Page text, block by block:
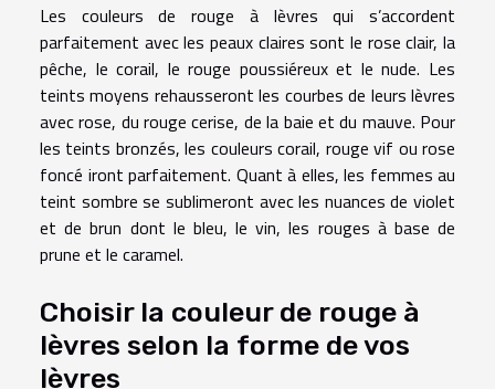
Les couleurs de rouge à lèvres qui s’accordent
parfaitement avec les peaux claires sont le rose clair, la
pêche, le corail, le rouge poussiéreux et le nude. Les
teints moyens rehausseront les courbes de leurs lèvres
avec rose, du rouge cerise, de la baie et du mauve. Pour
les teints bronzés, les couleurs corail, rouge vif ou rose
foncé iront parfaitement. Quant à elles, les femmes au
teint sombre se sublimeront avec les nuances de violet
et de brun dont le bleu, le vin, les rouges à base de
prune et le caramel.
Choisir la couleur de rouge à
lèvres selon la forme de vos
lèvres